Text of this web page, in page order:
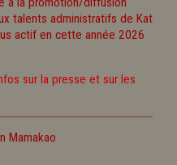
talents administratifs de Kat
actif en cette année 2026
sur la presse et sur les